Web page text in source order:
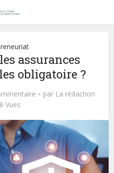
assurances
obligatoire ?
par La rédaction
Vues